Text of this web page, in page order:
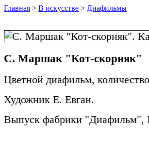
Главная > В искусстве > Диафильмы
С. Маршак "Кот-скорняк"
Цветной диафильм,
Художник Е. Евган.
Выпуск фабрики "Диафильм",